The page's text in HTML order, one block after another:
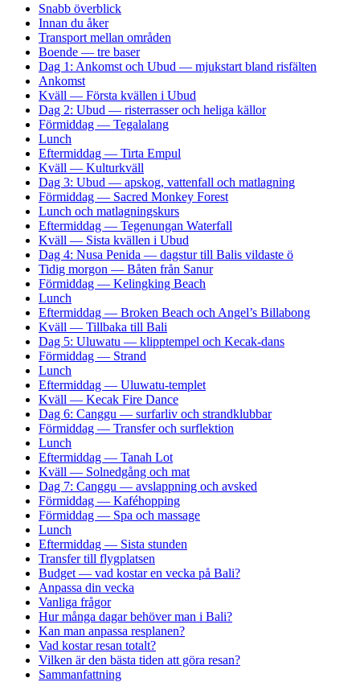
Snabb överblick
Innan du åker
Transport mellan områden
Boende — tre baser
Dag 1: Ankomst och Ubud — mjukstart bland risfälten
Ankomst
Kväll — Första kvällen i Ubud
Dag 2: Ubud — risterrasser och heliga källor
Förmiddag — Tegalalang
Lunch
Eftermiddag — Tirta Empul
Kväll — Kulturkväll
Dag 3: Ubud — apskog, vattenfall och matlagning
Förmiddag — Sacred Monkey Forest
Lunch och matlagningskurs
Eftermiddag — Tegenungan Waterfall
Kväll — Sista kvällen i Ubud
Dag 4: Nusa Penida — dagstur till Balis vildaste ö
Tidig morgon — Båten från Sanur
Förmiddag — Kelingking Beach
Lunch
Eftermiddag — Broken Beach och Angel’s Billabong
Kväll — Tillbaka till Bali
Dag 5: Uluwatu — klipptempel och Kecak-dans
Förmiddag — Strand
Lunch
Eftermiddag — Uluwatu-templet
Kväll — Kecak Fire Dance
Dag 6: Canggu — surfarliv och strandklubbar
Förmiddag — Transfer och surflektion
Lunch
Eftermiddag — Tanah Lot
Kväll — Solnedgång och mat
Dag 7: Canggu — avslappning och avsked
Förmiddag — Kaféhopping
Förmiddag — Spa och massage
Lunch
Eftermiddag — Sista stunden
Transfer till flygplatsen
Budget — vad kostar en vecka på Bali?
Anpassa din vecka
Vanliga frågor
Hur många dagar behöver man i Bali?
Kan man anpassa resplanen?
Vad kostar resan totalt?
Vilken är den bästa tiden att göra resan?
Sammanfattning